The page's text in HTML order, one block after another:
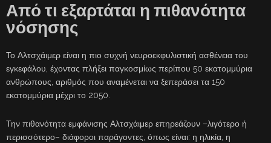
Από τι εξαρτάται η πιθανότητα
νόσησης
Το Αλτσχάιμερ είναι η πιο συχνή νευροεκφυλιστική ασθένεια του
εγκεφάλου, έχοντας πλήξει παγκοσμίως περίπου 50 εκατομμύρια
ανθρώπους, αριθμός που αναμένεται να ξεπεράσει τα 150
εκατομμύρια μέχρι το 2050.
Την πιθανότητα εμφάνισης Αλτσχάιμερ επηρεάζουν –λιγότερο ή
περισσότερο– διάφοροι παράγοντες, όπως είναι: η ηλικία, η